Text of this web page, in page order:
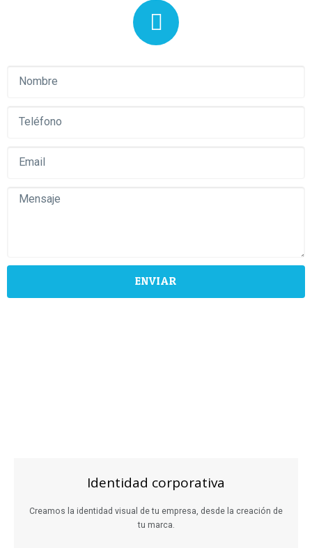
ENVIAR
Identidad corporativa
Creamos la identidad visual de tu empresa, desde la creación de
tu marca.